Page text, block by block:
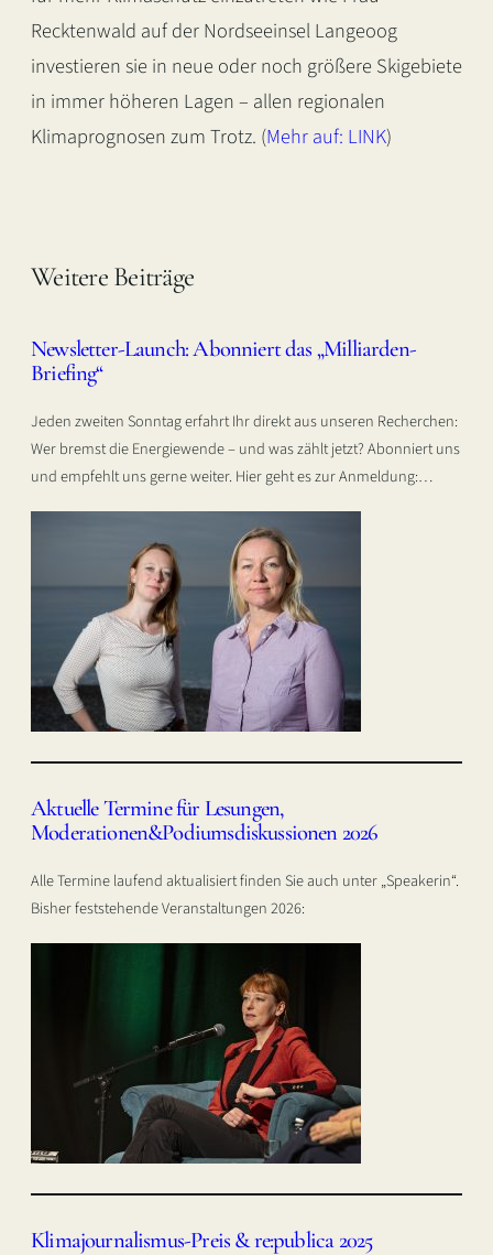
Recktenwald auf der Nordseeinsel Langeoog
investieren sie in neue oder noch größere Skigebiete
in immer höheren Lagen – allen regionalen
Klimaprognosen zum Trotz. (Mehr auf: LINK)
Weitere Beiträge
Newsletter-Launch: Abonniert das „Milliarden-
Briefing“
Jeden zweiten Sonntag erfahrt Ihr direkt aus unseren Recherchen:
Wer bremst die Energiewende – und was zählt jetzt? Abonniert uns
und empfehlt uns gerne weiter. Hier geht es zur Anmeldung:…
Aktuelle Termine für Lesungen,
Moderationen&Podiumsdiskussionen 2026
Alle Termine laufend aktualisiert finden Sie auch unter „Speakerin“.
Bisher feststehende Veranstaltungen 2026:
Klimajournalismus-Preis & re:publica 2025